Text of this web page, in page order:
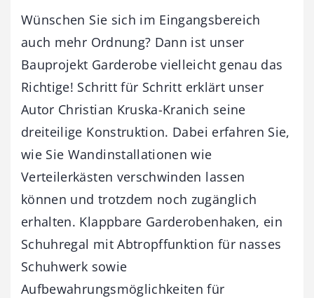
Wünschen Sie sich im Eingangsbereich
auch mehr Ordnung? Dann ist unser
Bauprojekt Garderobe vielleicht genau das
Richtige! Schritt für Schritt erklärt unser
Autor Christian Kruska-Kranich seine
dreiteilige Konstruktion. Dabei erfahren Sie,
wie Sie Wandinstallationen wie
Verteilerkästen verschwinden lassen
können und trotzdem noch zugänglich
erhalten. Klappbare Garderobenhaken, ein
Schuhregal mit Abtropffunktion für nasses
Schuhwerk sowie
Aufbewahrungsmöglichkeiten für